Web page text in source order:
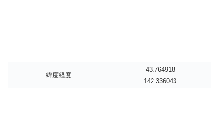
緯度経度
43.764918
142.336043